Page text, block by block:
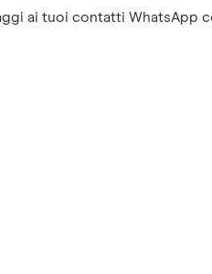
ai tuoi contatti WhatsApp